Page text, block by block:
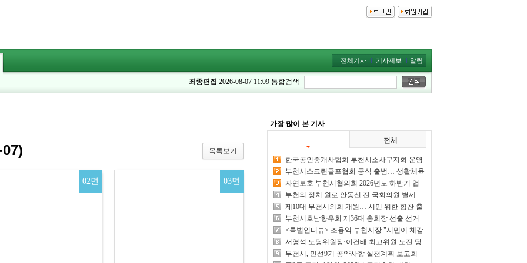
전체기사 기사제보 알림
최종편집 2026-08-07 11:09 통합검색
목록보기
02면 03면
가장 많이 본 기사
전체
한국공인중개사협회 부천시소사구지회 운영
위원회 개최
부천시스크린골프협회 공식 출범… 생활체육
활성화 위한 힘찬 첫걸음
자연보호 부천시협의회 2026년도 하반기 업
무보고회 가져
부천의 정치 원로 안동선 전 국회의원 별세
제10대 부천시의회 개원… 시민 위한 힘찬 출
발
부천시호남향우회 제36대 총회장 선출 선거
일... 호남향우 화합의 날
<특별인터뷰> 조용익 부천시장 "시민이 체감
하는 시정 성과 만들어 내겠다"
서영석 도당위원장·이건태 최고위원 도전 당
선 여부 주목
부천시, 민선9기 공약사항 실천계획 보고회